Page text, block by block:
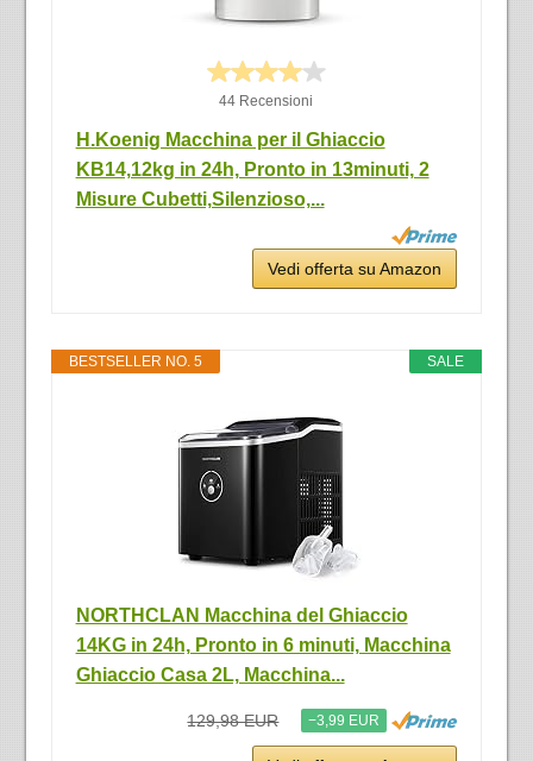
44 Recensioni
H.Koenig Macchina per il Ghiaccio
KB14,12kg in 24h, Pronto in 13minuti, 2
Misure Cubetti,Silenzioso,...
Vedi offerta su Amazon
SALE
BESTSELLER NO. 5
NORTHCLAN Macchina del Ghiaccio
14KG in 24h, Pronto in 6 minuti, Macchina
Ghiaccio Casa 2L, Macchina...
129,98 EUR −3,99 EUR